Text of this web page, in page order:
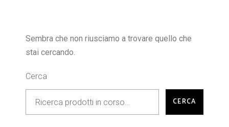
Sembra che non riusciamo a trovare quello che
stai cercando.
Cerca
CERCA